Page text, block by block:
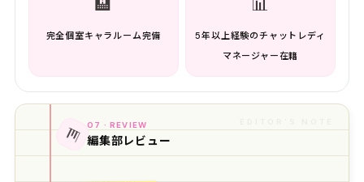
完全個室キャラルーム完備
5年以上経験のチャットレディ
マネージャー在籍
📊 07 · REVIEW
編集部レビュー